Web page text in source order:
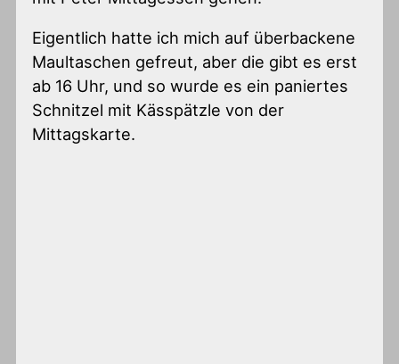
Eigentlich hatte ich mich auf überbackene
Maultaschen gefreut, aber die gibt es erst
ab 16 Uhr, und so wurde es ein paniertes
Schnitzel mit Kässpätzle von der
Mittagskarte.